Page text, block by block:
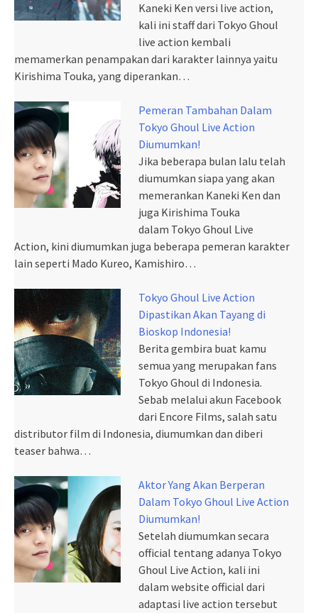
Kaneki Ken versi live action,
kali ini staff dari Tokyo Ghoul
live action kembali
memamerkan penampakan dari karakter lainnya yaitu
Kirishima Touka, yang diperankan…
Pemeran Tambahan Dalam
Tokyo Ghoul Live Action
Diumumkan!
Jika beberapa bulan lalu telah
diumumkan siapa yang akan
memerankan Kaneki Ken dan
juga Kirishima Touka
dalam Tokyo Ghoul Live
Action, kini diumumkan juga beberapa pemeran karakter
lain seperti Mado Kureo, Kamishiro…
Tokyo Ghoul Live Action
Dipastikan Akan Tayang di
Bioskop Indonesia!
Berita gembira buat kamu
semua yang merupakan fans
Tokyo Ghoul di Indonesia.
Sebab melalui akun Facebook
dari Encore Films, salah satu
distributor film di Indonesia, diumumkan dan diberi
teaser bahwa…
Aktor Yang Akan Berperan
Dalam Tokyo Ghoul Live Action
Diumumkan!
Setelah diumumkan secara
official tentang adanya Tokyo
Ghoul Live Action, kali ini
dalam website official dari
adaptasi live action tersebut